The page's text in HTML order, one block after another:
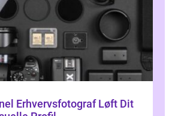
Erhvervsfotograf Løft Dit